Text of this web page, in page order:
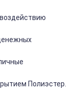
Полиэстер.